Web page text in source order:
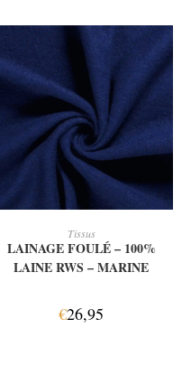
AJOUTER AU PANIER
Tissus
LAINAGE FOULÉ – 100%
LAINE RWS – MARINE
€26,95